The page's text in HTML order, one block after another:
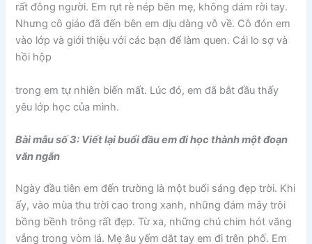
rất đông người. Em rụt rè nép bên mẹ, không dám rời tay.
Nhưng cô giáo đã đến bên em dịu dàng vỗ về. Cô đón em
vào lớp và giới thiệu với các bạn để làm quen. Cái lo sợ và
hồi hộp
trong em tự nhiên biến mất. Lúc đó, em đã bắt đầu thấy
yêu lớp học của mình.
Bài mẫu số 3: Viết lại buổi đầu em đi học thành một đoạn
văn ngắn
Ngày đầu tiên em đến trường là một buổi sáng đẹp trời. Khi
ấy, vào mùa thu trời cao trong xanh, những đám mây trôi
bồng bềnh trông rất đẹp. Từ xa, những chú chim hót văng
vẳng trong vòm lá. Mẹ âu yếm dắt tay em đi trên phố. Em